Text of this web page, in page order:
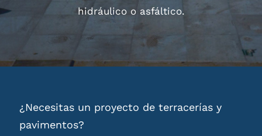
hidráulico o asfáltico.
¿Necesitas un proyecto de terracerías y
pavimentos?